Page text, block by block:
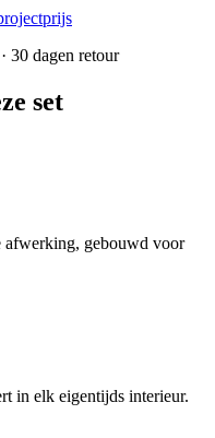
30 dagen retour
set
afwerking, gebouwd voor
in elk eigentijds interieur.